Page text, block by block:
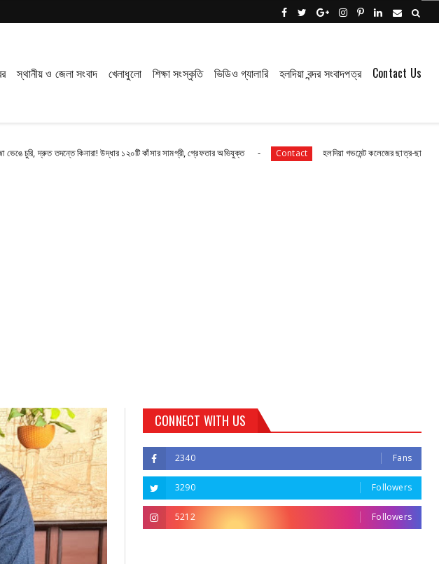
স্থানীয় ও জেলা সংবাদ খেলাধুলো শিক্ষা সংস্কৃতি ভিডিও গ্যালারি হলদিয়া বন্দর সংবাদপত্র Contact Us
তদন্তে কিনারা! উদ্ধার ১২০টি কাঁসার সামগ্রী, গ্রেফতার অভিযুক্ত Contact হলদিয়া গভমেন্ট কলেজের ছাত্র-ছাত্রীরা রয়েছে
CONNECT WITH US
2340 Fans
3290 Followers
5212 Followers